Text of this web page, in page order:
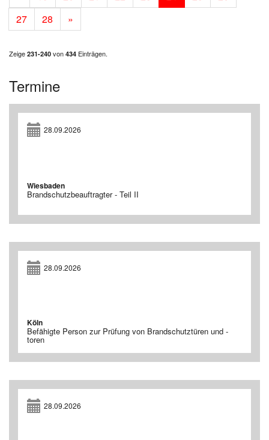
27
28 »
Zeige 231-240 von 434 Einträgen.
Termine
28.09.2026
Wiesbaden
Brandschutzbeauftragter - Teil II
28.09.2026
Köln
Befähigte Person zur Prüfung von Brandschutztüren und -
toren
28.09.2026